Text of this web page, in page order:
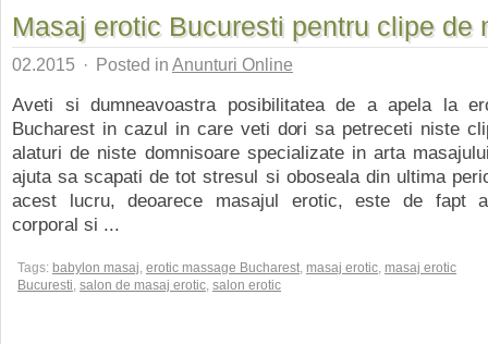
Masaj erotic Bucuresti pentru clipe de
02.2015 · Posted in Anunturi Online
Aveti si dumneavoastra posibilitatea de a apela la
Bucharest in cazul in care veti dori sa petreceti niste
alaturi de niste domnisoare specializate in arta
ajuta sa scapati de tot stresul si oboseala din ultima
acest lucru, deoarece masajul erotic, este de fapt
corporal si ...
Tags: babylon masaj, erotic massage Bucharest, masaj erotic, masaj erotic
Bucuresti, salon de masaj erotic, salon erotic